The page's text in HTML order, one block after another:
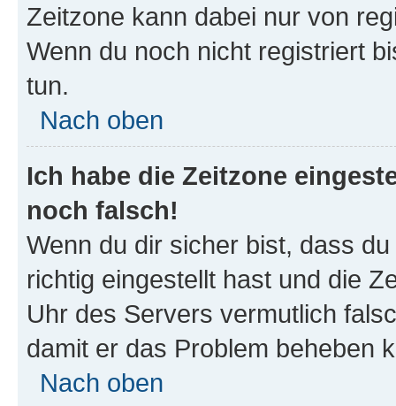
Zeitzone kann dabei nur von
Wenn du noch nicht registriert
tun.
Nach oben
Ich habe die Zeitzone
noch falsch!
Wenn du dir sicher bist, dass
richtig eingestellt hast und die
Uhr des Servers vermutlich
damit er das Problem beheben
Nach oben